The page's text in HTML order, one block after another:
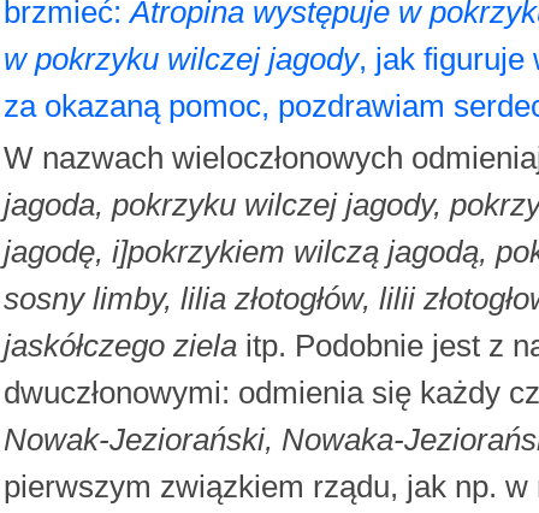
brzmieć:Atropina występuje w
w pokrzyku wilczej jagody, jak figuruje
za okazaną pomoc, pozdrawiam
W nazwach wieloczłonowych
jagoda, pokrzyku wilczej jagody,
jagodę, i]pokrzykiem wilczą jagodą,
sosny limby, lilia złotogłów, lilii
jaskółczego ziela itp. Podobnie jest z
dwuczłonowymi: odmienia się każdy
Nowak-Jeziorański, Nowaka-
pierwszym związkiem rządu, jak np.